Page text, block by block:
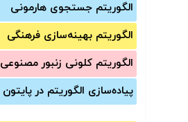
الگوریتم جستجوی هارمونی
الگوریتم بهینه‌سازی فرهنگی
الگوریتم کلونی زنبور مصنوعی
پیاده‌سازی الگوریتم در پایتون